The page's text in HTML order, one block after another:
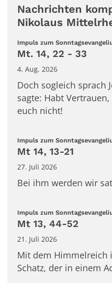
Nachrichten
Nikolaus
Impuls zum
Mt. 14, 22 - 33
4. Aug. 2026
Doch sogleich sprach
sagte: Habt
euch nicht!
Impuls zum
Mt 14, 13-21
27. Juli 2026
Bei ihm werden wir
Impuls zum
Mt 13, 44-52
21. Juli 2026
Mit dem Himmelreich
Schatz, der in einem